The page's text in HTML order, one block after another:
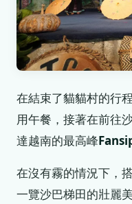
在結束了貓貓村的行
用午餐，接著在前往
達越南的最高峰
在沒有霧的情況下，
一覽沙巴梯田的壯麗